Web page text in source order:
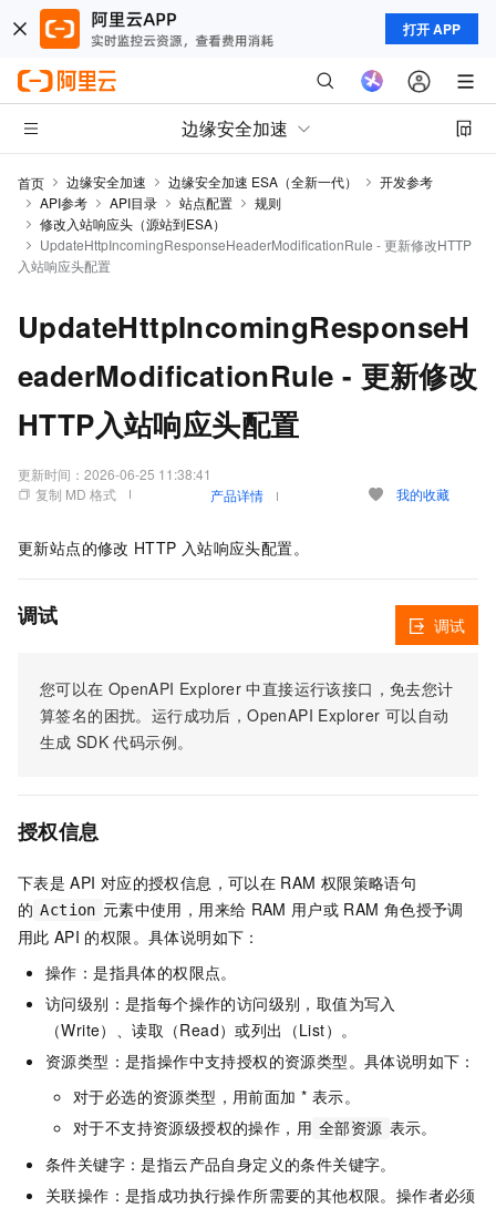
打开 APP
边缘安全加速
首页 边缘安全加速 边缘安全加速 ESA（全新一代）
开发参考
API参考
API目录 站点配置
规则
修改入站响应头（源站到ESA）
UpdateHttpIncomingResponseHeaderModificationRule - 更新修改HTTP
入站响应头配置
UpdateHttpIncomingResponseH
eaderModificationRule - 更新修改
HTTP入站响应头配置
更新时间： 2026-06-25 11:38:41
复制 MD 格式
产品详情 我的收藏
更新站点的修改 HTTP 入站响应头配置。
调试
您可以在 OpenAPI Explorer 中直接运行该接口，免去您计
算签名的困扰。运行成功后，OpenAPI Explorer 可以自动
生成 SDK 代码示例。
调试
授权信息
下表是 API 对应的授权信息，可以在 RAM 权限策略语句
的 Action 元素中使用，用来给 RAM 用户或 RAM 角色授予调
用此 API 的权限。具体说明如下：
操作：是指具体的权限点。
访问级别：是指每个操作的访问级别，取值为写入
（Write）、读取（Read）或列出（List）。
资源类型：是指操作中支持授权的资源类型。具体说明如下：
对于必选的资源类型，用前面加 * 表示。
对于不支持资源级授权的操作，用 全部资源 表示。
条件关键字：是指云产品自身定义的条件关键字。
关联操作：是指成功执行操作所需要的其他权限。操作者必须